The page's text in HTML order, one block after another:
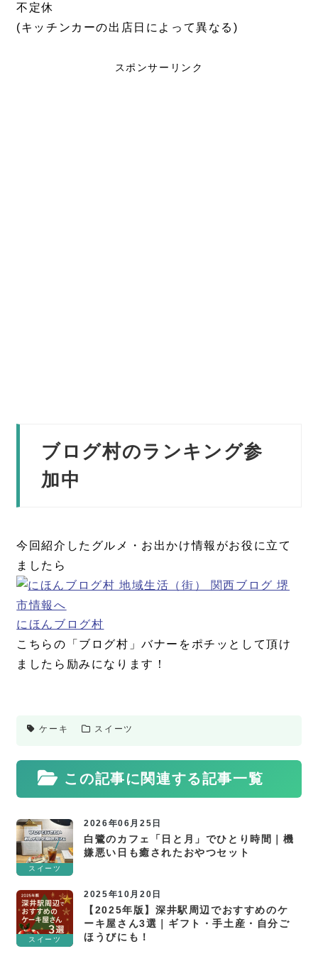
不定休
(キッチンカーの出店日によって異なる)
スポンサーリンク
ブログ村のランキング参
加中
今回紹介したグルメ・お出かけ情報がお役に立て
ましたら
にほんブログ村
こちらの「ブログ村」バナーをポチッとして頂け
ましたら励みになります！
ケーキ スイーツ
この記事に関連する記事一覧
スイーツ
2026年06月25日
白鷺のカフェ「日と月」でひとり時間｜機
嫌悪い日も癒されたおやつセット
スイーツ
2025年10月20日
【2025年版】深井駅周辺でおすすめのケ
ーキ屋さん3選｜ギフト・手土産・自分ご
ほうびにも！